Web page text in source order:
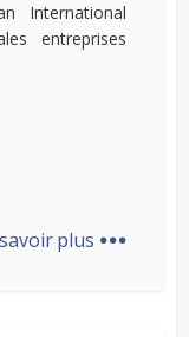
International
entreprises
plus ...